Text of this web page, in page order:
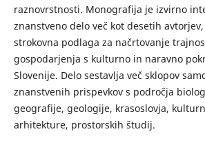
raznovrstnosti. Monografija je izvirno
znanstveno delo več kot desetih
strokovna podlaga za načrtovanje
gospodarjenja s kulturno in naravno
Slovenije. Delo sestavlja več sklopov
znanstvenih prispevkov s področja
geografije, geologije, krasoslovja,
arhitekture, prostorskih študij.